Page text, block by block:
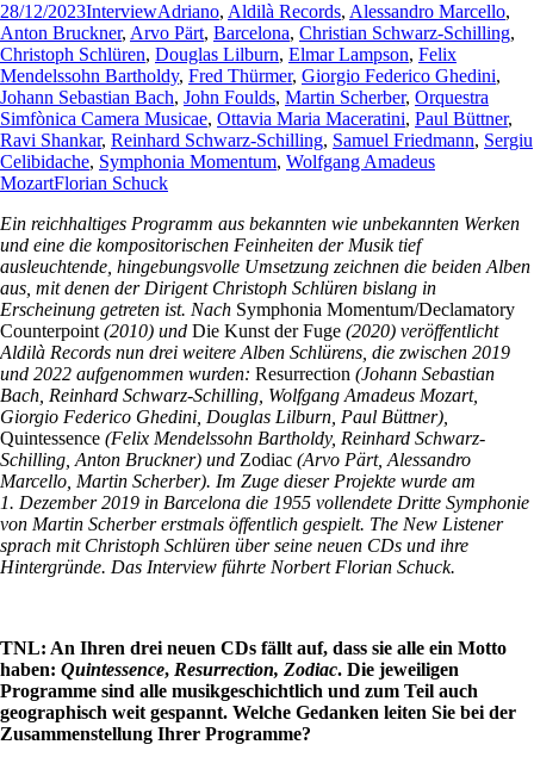
28/12/2023InterviewAdriano, Aldilà Records, Alessandro Marcello,
Anton Bruckner, Arvo Pärt, Barcelona, Christian Schwarz-Schilling,
Christoph Schlüren, Douglas Lilburn, Elmar Lampson, Felix
Mendelssohn Bartholdy, Fred Thürmer, Giorgio Federico Ghedini,
Johann Sebastian Bach, John Foulds, Martin Scherber, Orquestra
Simfònica Camera Musicae, Ottavia Maria Maceratini, Paul Büttner,
Ravi Shankar, Reinhard Schwarz-Schilling, Samuel Friedmann, Sergiu
Celibidache, Symphonia Momentum, Wolfgang Amadeus
MozartFlorian Schuck
Ein reichhaltiges Programm aus bekannten wie unbekannten Werken
und eine die kompositorischen Feinheiten der Musik tief
ausleuchtende, hingebungsvolle Umsetzung zeichnen die beiden Alben
aus, mit denen der Dirigent Christoph Schlüren bislang in
Erscheinung getreten ist. Nach Symphonia Momentum/Declamatory
Counterpoint (2010) und Die Kunst der Fuge (2020) veröffentlicht
Aldilà Records nun drei weitere Alben Schlürens, die zwischen 2019
und 2022 aufgenommen wurden: Resurrection (Johann Sebastian
Bach, Reinhard Schwarz-Schilling, Wolfgang Amadeus Mozart,
Giorgio Federico Ghedini, Douglas Lilburn, Paul Büttner),
Quintessence (Felix Mendelssohn Bartholdy, Reinhard Schwarz-
Schilling, Anton Bruckner) und Zodiac (Arvo Pärt, Alessandro
Marcello, Martin Scherber). Im Zuge dieser Projekte wurde am
1. Dezember 2019 in Barcelona die 1955 vollendete Dritte Symphonie
von Martin Scherber erstmals öffentlich gespielt. The New Listener
sprach mit Christoph Schlüren über seine neuen CDs und ihre
Hintergründe. Das Interview führte Norbert Florian Schuck.
TNL: An Ihren drei neuen CDs fällt auf, dass sie alle ein Motto
haben: Quintessence, Resurrection, Zodiac. Die jeweiligen
Programme sind alle musikgeschichtlich und zum Teil auch
geographisch weit gespannt. Welche Gedanken leiten Sie bei der
Zusammenstellung Ihrer Programme?